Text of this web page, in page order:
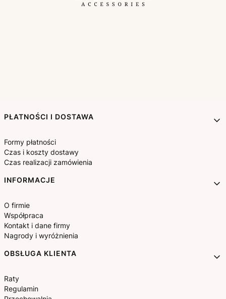
Linki w stopce
PŁATNOŚCI I DOSTAWA
Formy płatności
Czas i koszty dostawy
Czas realizacji zamówienia
INFORMACJE
O firmie
Współpraca
Kontakt i dane firmy
Nagrody i wyróżnienia
OBSŁUGA KLIENTA
Raty
Regulamin